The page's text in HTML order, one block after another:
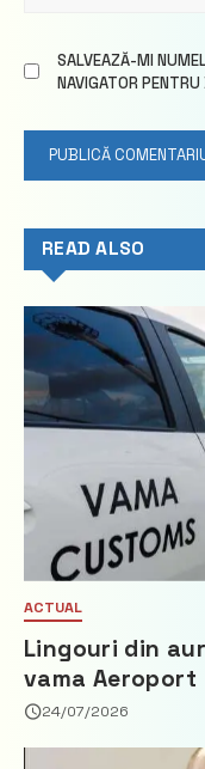
SALVEAZĂ-MI
NAVIGATOR
READ ALSO
ACTUAL
Lingouri din
vama Aeroport
24/07/2026